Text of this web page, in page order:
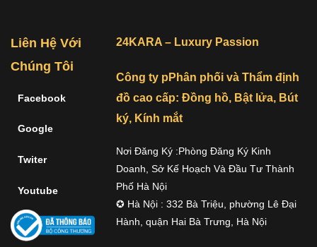
Liên Hệ Với
Chúng Tôi
Facebook
Google
Twiter
Youtube
24KARA – Luxury Passion
Công ty pPhân phối và Thẩm định
đồ cao cấp: Đồng hồ, Bật lửa, Bút
ký, Kính mắt
Nơi Đăng Ký :Phòng Đăng Ký Kinh
Doanh, Sở Kế Hoạch Và Đầu Tư Thành
Phố Hà Nội
✪ Hà Nội : 332 Bà Triệu, phường Lê Đại
Hành, quận Hai Bà Trưng, Hà Nội